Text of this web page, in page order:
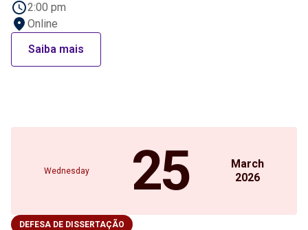
2:00 pm
Online
Saiba mais
Wednesday 25
March
2026
DEFESA DE DISSERTAÇÃO